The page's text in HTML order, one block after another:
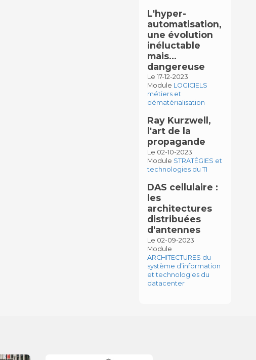
L'hyper-
automatisation,
une évolution
inéluctable
mais…
dangereuse
Le 17-12-2023
Module LOGICIELS
métiers et
dématérialisation
Ray Kurzwell,
l'art de la
propagande
Le 02-10-2023
Module STRATÉGIES et
technologies du TI
DAS cellulaire :
les
architectures
distribuées
d'antennes
Le 02-09-2023
Module
ARCHITECTURES du
système d’information
et technologies du
datacenter